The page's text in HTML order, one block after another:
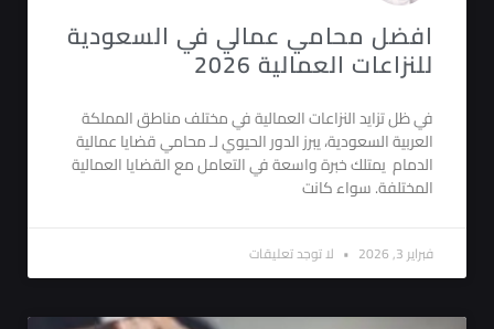
افضل محامي عمالي في السعودية
للنزاعات العمالية 2026
في ظل تزايد النزاعات العمالية في مختلف مناطق المملكة
العربية السعودية، يبرز الدور الحيوي لـ محامي قضايا عمالية
الدمام يمتلك خبرة واسعة في التعامل مع القضايا العمالية
المختلفة. سواء كانت
فبراير 3, 2026 لا توجد تعليقات